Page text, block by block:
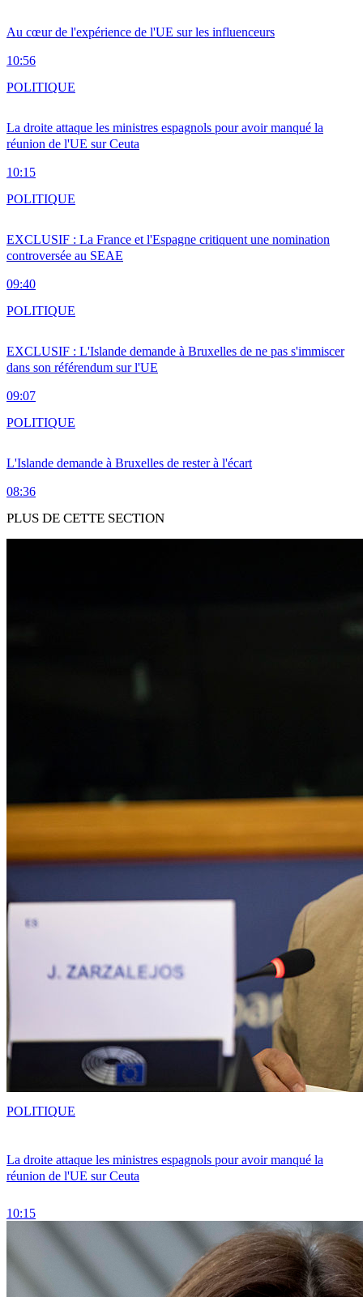
Au cœur de l'expérience de l'UE sur les influenceurs
10:56
La droite attaque les ministres espagnols pour avoir manqué la
réunion de l'UE sur Ceuta
10:15
POLITIQUE
EXCLUSIF : La France et l'Espagne critiquent une nomination
controversée au SEAE
09:40
POLITIQUE
EXCLUSIF : L'Islande demande à Bruxelles de ne pas s'immiscer
dans son référendum sur l'UE
09:07
POLITIQUE
L'Islande demande à Bruxelles de rester à l'écart
08:36
POLITIQUE
PLUS DE CETTE SECTION
La droite attaque les ministres espagnols pour avoir manqué la
réunion de l'UE sur Ceuta
10:15
POLITIQUE